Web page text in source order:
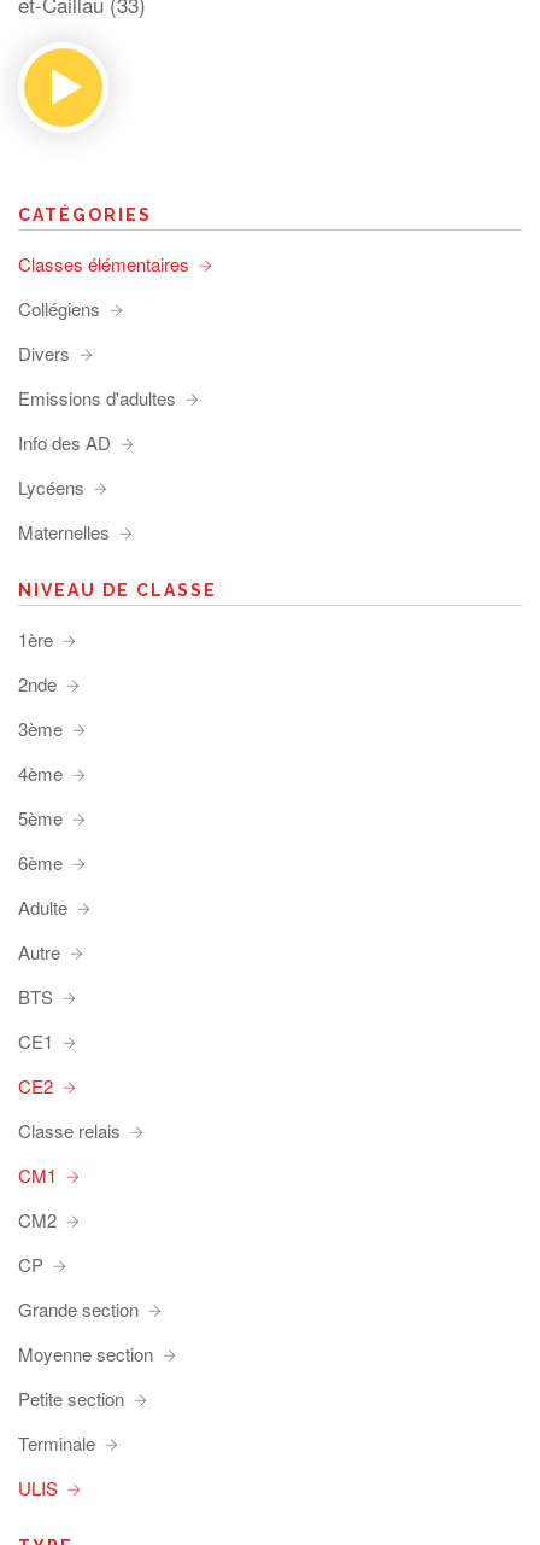
CATÉGORIES
Classes élémentaires
Collégiens
Divers
Emissions d'adultes
Info des AD
Lycéens
Maternelles
NIVEAU DE CLASSE
1ère
2nde
3ème
4ème
5ème
6ème
Adulte
Autre
BTS
CE1
CE2
Classe relais
CM1
CM2
CP
Grande section
Moyenne section
Petite section
Terminale
ULIS